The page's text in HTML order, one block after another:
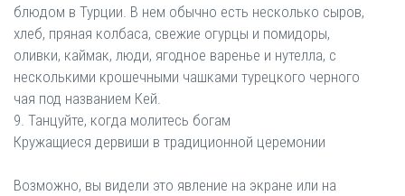
блюдом в Турции. В нем обычно есть несколько сыров,
хлеб, пряная колбаса, свежие огурцы и помидоры,
оливки, каймак, люди, ягодное варенье и нутелла, с
несколькими крошечными чашками турецкого черного
чая под названием Кей.
9. Танцуйте, когда молитесь богам
Кружащиеся дервиши в традиционной церемонии
Возможно, вы видели это явление на экране или на